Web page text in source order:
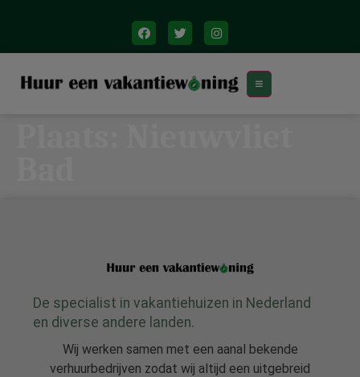
De specialist in vakantiehuizen in Nederland
en diverse andere landen.
Wij werken samen met een aanal bekende
verhuurbedrijven zodat wij altijd een uitgebreid